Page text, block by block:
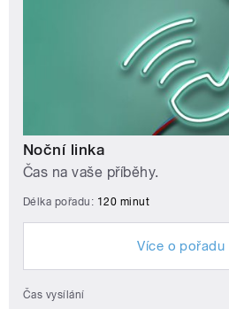
Noční linka
Čas na vaše příběhy.
Délka pořadu: 120 minut
Více o pořadu
Čas vysílání